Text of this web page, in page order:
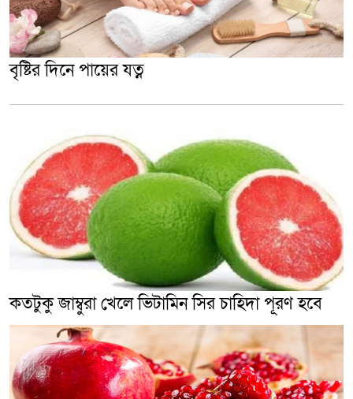
বৃষ্টির দিনে পায়ের যত্ন
কতটুকু জাম্বুরা খেলে ভিটামিন সির চাহিদা পূরণ হবে